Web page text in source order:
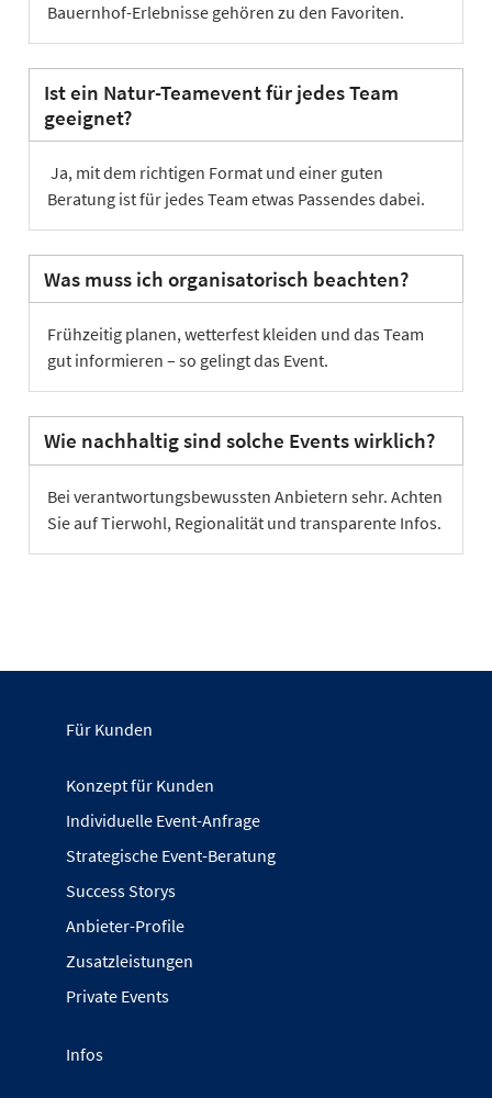
Bauernhof-Erlebnisse gehören zu den Favoriten.
Ist ein Natur-Teamevent für jedes Team
geeignet?
Ja, mit dem richtigen Format und einer guten
Beratung ist für jedes Team etwas Passendes dabei.
Was muss ich organisatorisch beachten?
Frühzeitig planen, wetterfest kleiden und das Team
gut informieren – so gelingt das Event.
Wie nachhaltig sind solche Events wirklich?
Bei verantwortungsbewussten Anbietern sehr. Achten
Sie auf Tierwohl, Regionalität und transparente Infos.
Für Kunden
Konzept für Kunden
Individuelle Event-Anfrage
Strategische Event-Beratung
Success Storys
Anbieter-Profile
Zusatzleistungen
Private Events
Infos